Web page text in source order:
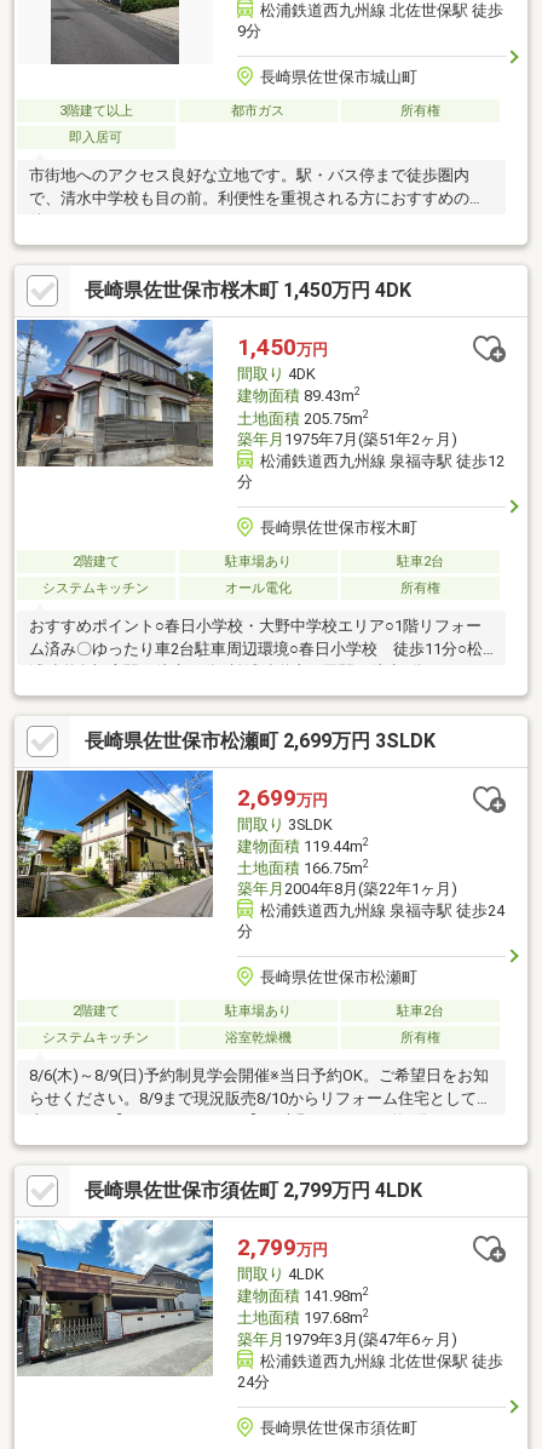
松浦鉄道西九州線 北佐世保駅 徒歩
9分
長崎県佐世保市城山町
3階建て以上 都市ガス
所有権
即入居可
市街地へのアクセス良好な立地です。駅・バス停まで徒歩圏内
で、清水中学校も目の前。利便性を重視される方におすすめの物
長崎県佐世保市桜木町 1,450万円 4DK
1,450万円
間取り 4DK
建物面積89.43m2
土地面積205.75m2
築年月 1975年7月(築51年2ヶ月)
松浦鉄道西九州線 泉福寺駅 徒歩12
分
長崎県佐世保市桜木町
2階建て 駐車場あり
駐車2台
システムキッチン
オール電化 所有権
おすすめポイント○春日小学校・大野中学校エリア○1階リフォー
ム済み〇ゆったり車2台駐車周辺環境○春日小学校 徒歩11分○松
ーヤマザキ桜木町店 徒歩3分○セブンイレブン桜木町店 徒歩6
分〇大野モール 車で3分〇佐世保労災病院 車で5分○佐世保市
役所 車で8分○佐世保駅 車で15分専門スタッフからのコメント
春日小学校・大野中学校エリアの戸建て住宅のご紹介です。閑静
な住宅街にある陽当たり良好なお住まいのご紹介です。周辺には
スーパーや学校など暮らしに便利な施設がそろっており、ご家族
みんなが安心して過ごせる住まいです。
長崎県佐世保市松瀬町 2,699万円 3SLDK
2,699万円
間取り 3SLDK
建物面積119.44m2
土地面積166.75m2
築年月 2004年8月(築22年1ヶ月)
松浦鉄道西九州線 泉福寺駅 徒歩24
分
長崎県佐世保市松瀬町
2階建て 駐車場あり
駐車2台
システムキッチン
浴室乾燥機 所有権
8/6(木)～8/9(日)予約制見学会開催※当日予約OK。ご希望日をお知
らせください。8/9まで現況販売8/10からリフォーム住宅として販
お客様に合わせたローンの組み方や金融機関をご提案。住宅ロー
ンが初めての方でもお気軽にご相談ください・リビング21帖で
広々です。・トイレは二か所です。【周辺施設】・マックスバリ
ュ池野店様 約600ｍ (徒歩約8分)・ドラッグストアモリ矢峰店
様 約450ｍ (徒歩約6分)・大野小学校 約1900ｍ (徒歩約24
分)
長崎県佐世保市須佐町 2,799万円 4LDK
2,799万円
間取り 4LDK
建物面積141.98m2
土地面積197.68m2
築年月 1979年3月(築47年6ヶ月)
松浦鉄道西九州線 北佐世保駅 徒歩
24分
長崎県佐世保市須佐町